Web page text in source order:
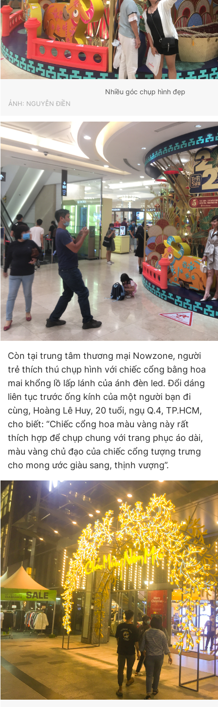
Nhiều góc chụp hình đẹp
ẢNH: NGUYỄN ĐIỀN
Còn tại trung tâm thương mại Nowzone, người
trẻ thích thú chụp hình với chiếc cổng bằng hoa
mai khổng lồ lấp lánh của ánh đèn led. Đổi dáng
liên tục trước ống kính của một người bạn đi
cùng, Hoàng Lê Huy, 20 tuổi, ngụ Q.4, TP.HCM,
cho biết: “Chiếc cổng hoa màu vàng này rất
thích hợp để chụp chung với trang phục áo dài,
màu vàng chủ đạo của chiếc cổng tượng trưng
cho mong ước giàu sang, thịnh vượng”.